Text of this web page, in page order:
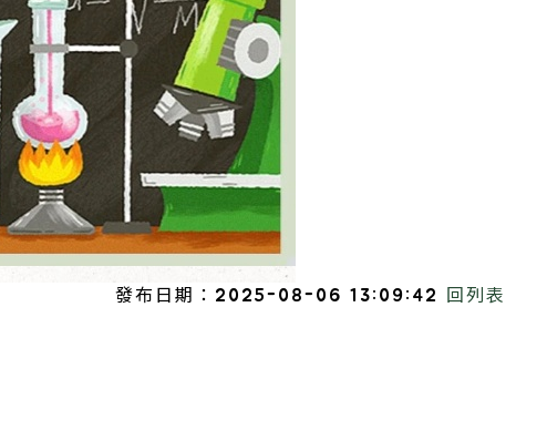
發布日期：2025-08-06 13:09:42 回列表